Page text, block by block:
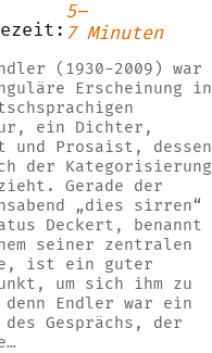
5–
7 Minuten
(1930-2009) war
Erscheinung in
ein Dichter,
und Prosaist, dessen
der Kategorisierung
Gerade der
„dies sirren“
Deckert, benannt
seiner zentralen
ist ein guter
um sich ihm zu
denn Endler war ein
Gesprächs, der